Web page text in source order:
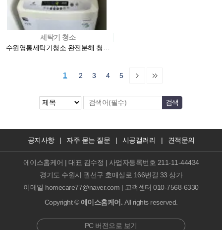
세탁기 청소
1 2 3 4 5
공지사항 | 자주 묻는 질문 | 시공갤러리 | 견적문의
에이스홈케어 | 대표 김수정 | 사업자등록번호 211-11-44434
경기도 수원시 권선구 호매실로 166번길 33 상가
이메일 homecare77@naver.com | 고객센터 010-7568-6330
Copyright © 에이스홈케어. All rights reserved.
PC 버전으로 보기